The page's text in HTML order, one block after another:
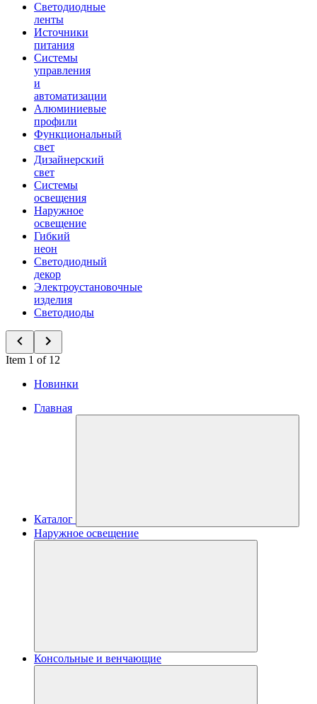
Светодиодные
ленты
Источники
питания
Системы
управления
и
автоматизации
Алюминиевые
профили
Функциональный
свет
Дизайнерский
свет
Системы
освещения
Наружное
освещение
Гибкий
неон
Светодиодный
декор
Электроустановочные
изделия
Светодиоды
Item 1 of 12
Новинки
Главная
Каталог
Наружное освещение
Консольные и венчающие